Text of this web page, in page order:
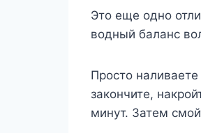
Это еще одно
водный баланс
Просто
закончите,
минут. Затем